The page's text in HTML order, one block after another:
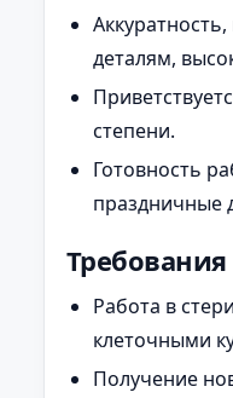
деталям,
степени.
Готовность
праздничные
Работа в
клеточными
Получение